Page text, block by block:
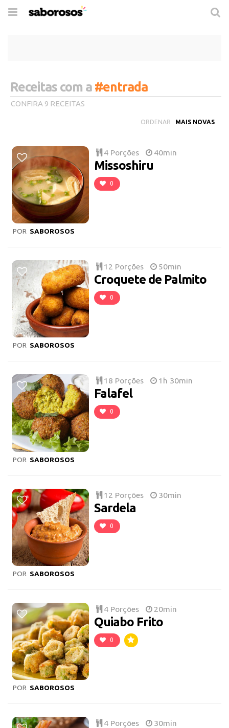
Trocar
Receitas com a #entrada
CONFIRA 9 RECEITAS
ORDENAR
4 Porções 40min
Missoshiru
0
POR SABOROSOS
12 Porções 50min
Croquete de Palmito
0
POR SABOROSOS
18 Porções 1h 30min
Falafel
0
POR SABOROSOS
12 Porções 30min
Sardela
0
POR SABOROSOS
4 Porções 20min
Quiabo Frito
0
POR SABOROSOS
4 Porções 30min